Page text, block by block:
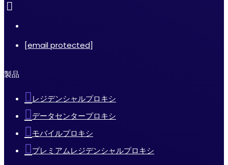
[email protected]
製品
レジデンシャルプロキシ
データセンタープロキシ
モバイルプロキシ
プレミアムレジデンシャルプロキシ